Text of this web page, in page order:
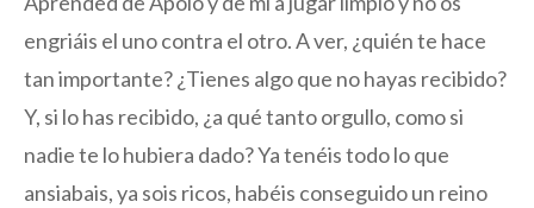
engriáis el uno contra el otro. A ver, ¿quién te hace
tan importante? ¿Tienes algo que no hayas recibido?
Y, si lo has recibido, ¿a qué tanto orgullo, como si
nadie te lo hubiera dado? Ya tenéis todo lo que
ansiabais, ya sois ricos, habéis conseguido un reino